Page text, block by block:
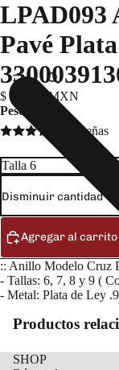
LPAD093
Pavé
$ 376.70 MXN
Peso:
1 reseñas
Disminuir cantidad
Agregar al carrito
:: Anillo Modelo Cruz
- Tallas: 6, 7, 8 y 9 (
- Metal: Plata de Ley
Productos
SHOP